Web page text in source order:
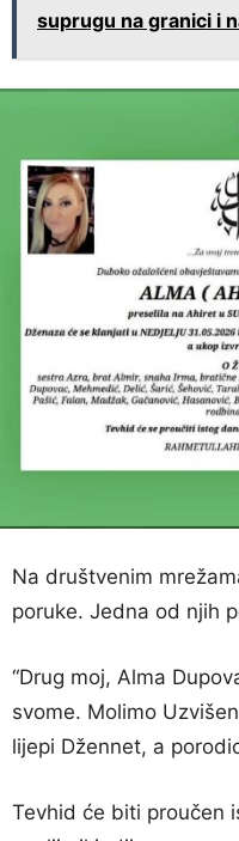
suprugu na granici i
Na društvenim
poruke. Jedna od njih
“Drug moj, Alma
svome. Molimo
lijepi Džennet, a
Tevhid će biti proučen